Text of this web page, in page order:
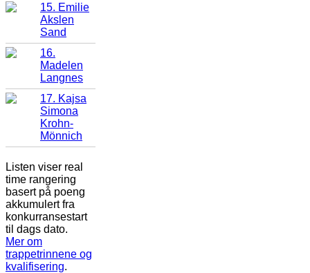
15. Emilie
Akslen
Sand
16.
Madelen
Langnes
17. Kajsa
Simona
Krohn-
Mönnich
Listen viser real
time rangering
basert på poeng
akkumulert fra
konkurransestart
til dags dato.
Mer om
trappetrinnene og
kvalifisering.